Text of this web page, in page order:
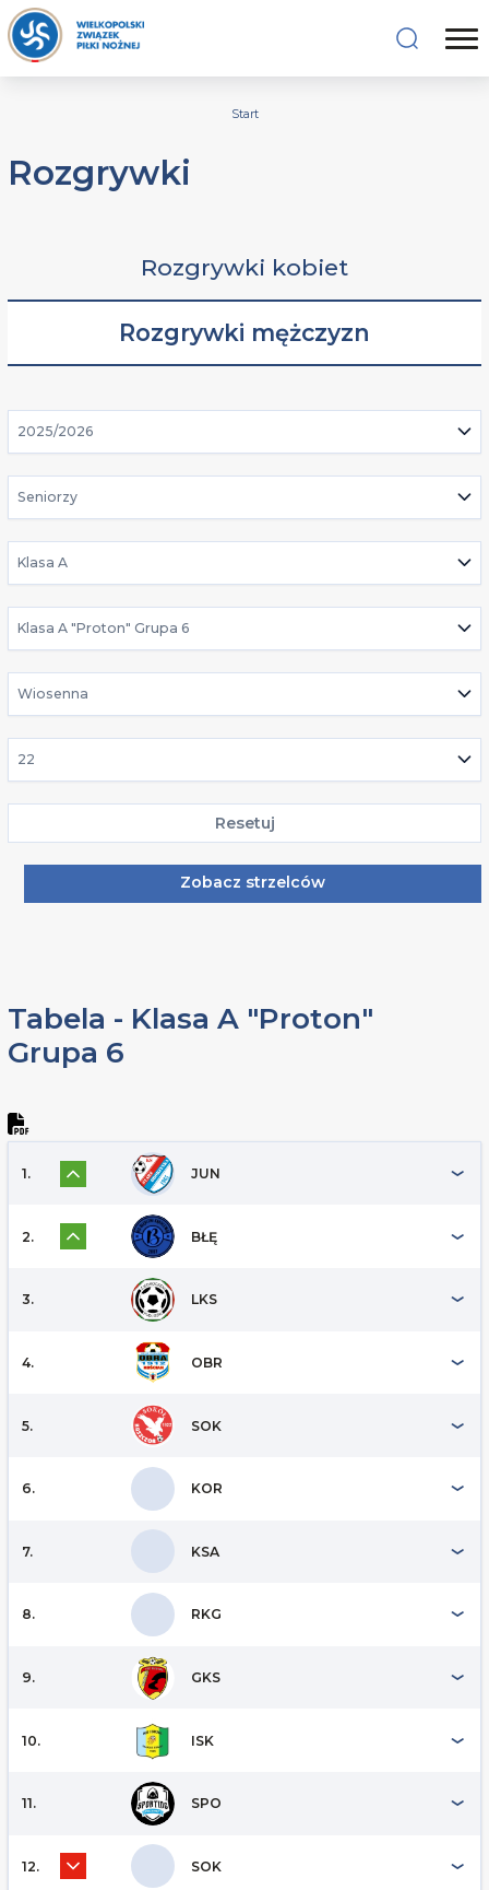
Start
Rozgrywki
Rozgrywki kobiet
Rozgrywki mężczyzn
2025/2026
Seniorzy
Klasa A
Klasa A "Proton" Grupa 6
Wiosenna
22
Resetuj
Zobacz strzelców
Tabela - Klasa A "Proton"
Grupa 6
1. JUN
2. BŁĘ
3. LKS
4. OBR
5. SOK
6. KOR
7. KSA
8. RKG
9. GKS
10. ISK
11. SPO
12. SOK